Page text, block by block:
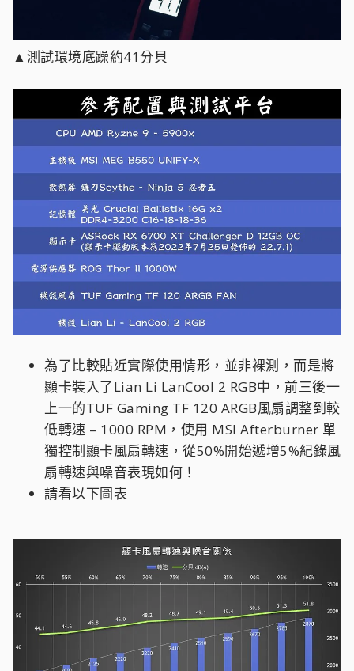
▲測試環境底躁約41分貝
為了比較貼近實際使用情形，並非裸測，而是將
顯卡裝入了Lian Li LanCool 2 RGB中，前三後一
上一的TUF Gaming TF 120 ARGB風扇調整到較
低轉速 – 1000 RPM，使用 MSI Afterburner 單
獨控制顯卡風扇轉速，從50%開始遞增5%紀錄風
扇轉速與噪音表現如何！
請看以下圖表